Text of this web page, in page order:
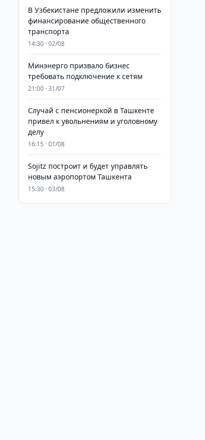
В Узбекистане предложили изменить
финансирование общественного
транспорта
14:30 · 02/08
Минэнерго призвало бизнес
требовать подключение к сетям
21:00 · 31/07
Случай с пенсионеркой в Ташкенте
привел к увольнениям и уголовному
делу
16:15 · 01/08
Sojitz построит и будет управлять
новым аэропортом Ташкента
15:30 · 03/08